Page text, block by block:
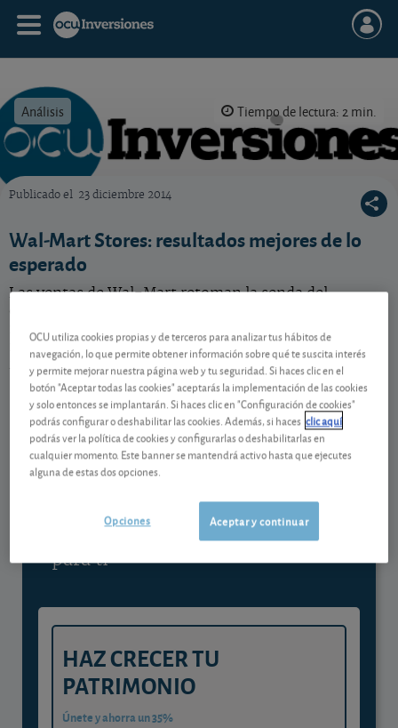
Análisis Tiempo de lectura: 2 min.
Publicado el 23 diciembre 2014
Wal-Mart Stores: resultados mejores de lo
esperado
Las ventas de Wal-Mart retoman la senda del
nuestra recomendación de compra a comienzos de
noviembre. Siga leyendo para conocer nuestra
recomendación.
Contenido reservado a SOCIOS
Gestiona tu dinero con visión
experta
y consigue que cada euro trabaje
para ti
HAZ CRECER TU
PATRIMONIO
Únete y ahorra un 35%
OCU utiliza cookies propias y de terceros para analizar tus hábitos de
navegación, lo que permite obtener información sobre qué te suscita interés
y permite mejorar nuestra página web y tu seguridad. Si haces clic en el
botón "Aceptar todas las cookies" aceptarás la implementación de las cookies
y solo entonces se implantarán. Si haces clic en "Configuración de cookies"
podrás configurar o deshabilitar las cookies. Además, si haces clic aquí
podrás ver la política de cookies y configurarlas o deshabilitarlas en
cualquier momento. Este banner se mantendrá activo hasta que ejecutes
alguna de estas dos opciones.
Aceptar y continuar
Opciones